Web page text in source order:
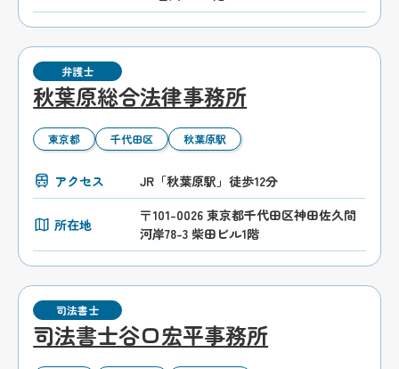
弁護士
秋葉原総合法律事務所
東京都 千代田区 秋葉原駅
アクセス JR「秋葉原駅」徒歩12分
所在地
〒101-0026 東京都千代田区神田佐久間
河岸78-3 柴田ビル1階
司法書士
司法書士谷口宏平事務所